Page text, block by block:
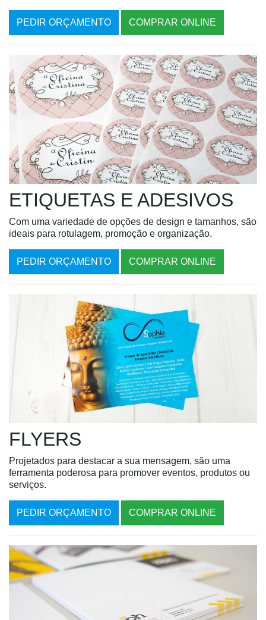
PEDIR ORÇAMENTO COMPRAR ONLINE
ETIQUETAS E ADESIVOS
Com uma variedade de opções de design e tamanhos, são
ideais para rotulagem, promoção e organização.
PEDIR ORÇAMENTO COMPRAR ONLINE
FLYERS
Projetados para destacar a sua mensagem, são uma
ferramenta poderosa para promover eventos, produtos ou
serviços.
PEDIR ORÇAMENTO COMPRAR ONLINE